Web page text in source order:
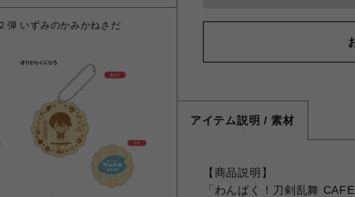
弾 いずみのかみかねさだ 「わんぱく！刀剣乱舞
アイテム説明 / 素材
【商品説明】
「わんぱく！刀剣乱舞